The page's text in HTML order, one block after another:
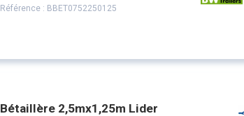
Référence : BBET0752250125
Bétaillère 2,5mx1,25m Lider